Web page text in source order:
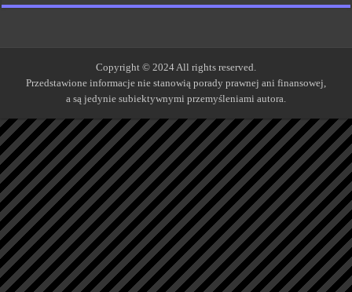
Copyright © 2024 All rights reserved.
Przedstawione informacje nie stanowią porady prawnej ani finansowej,
a są jedynie subiektywnymi przemyśleniami autora.